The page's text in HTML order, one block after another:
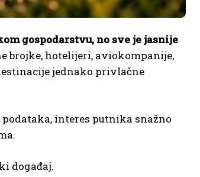
gospodarstvu, no sve je jasnije
brojke, hotelijeri, aviokompanije,
jednako privlačne
interes putnika snažno
događaj.